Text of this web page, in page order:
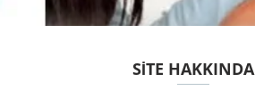
SITE HAKKINDA